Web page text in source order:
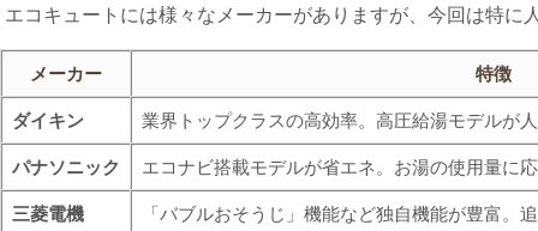
エコキュートには様々なメーカーがありますが、今回は特に
メーカー 特徴
ダイキン 業界トップクラスの高効率。高圧給湯モデルが
パナソニック エコナビ搭載モデルが省エネ。お湯の使用量に
三菱電機 「バブルおそうじ」機能など独自機能が豊富。